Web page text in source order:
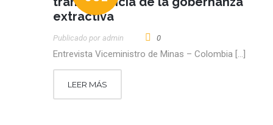
extractiva
Publicado por Admin 0
Entrevista Viceministro de Minas – Colombia […]
LEER MÁS